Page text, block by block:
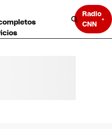
Radio
CNN